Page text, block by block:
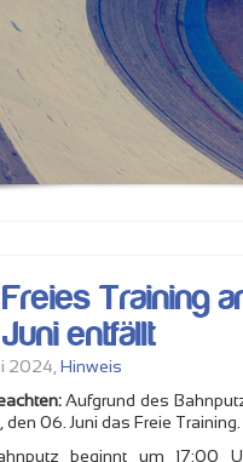
Freies Training
Juni entfällt
2024, Hinweis
Aufgrund des
den 06. Juni das Freie Training.
beginnt um 17:00